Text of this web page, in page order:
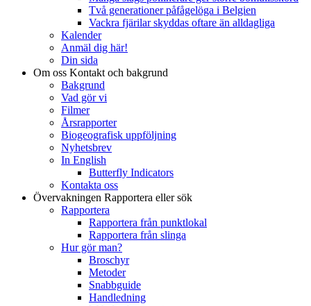
Två generationer påfågelöga i Belgien
Vackra fjärilar skyddas oftare än alldagliga
Kalender
Anmäl dig här!
Din sida
Om oss Kontakt och bakgrund
Bakgrund
Vad gör vi
Filmer
Årsrapporter
Biogeografisk uppföljning
Nyhetsbrev
In English
Butterfly Indicators
Kontakta oss
Övervakningen Rapportera eller sök
Rapportera
Rapportera från punktlokal
Rapportera från slinga
Hur gör man?
Broschyr
Metoder
Snabbguide
Handledning